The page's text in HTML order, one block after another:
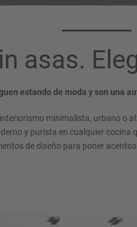
asas.
estando de moda y son una
minimalista, urbano o
y purista en cualquier cocina
de diseño para poner